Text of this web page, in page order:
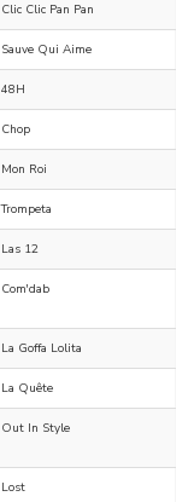
Clic Clic Pan Pan
Sauve Qui Aime
48H
Chop
Mon Roi
Trompeta
Las 12
Com'dab
La Goffa Lolita
La Quête
Out In Style
Lost